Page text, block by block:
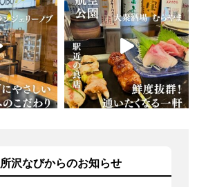
所沢なびからのお知らせ